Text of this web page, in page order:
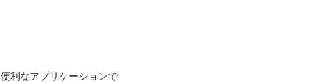
利なアプリケーションで